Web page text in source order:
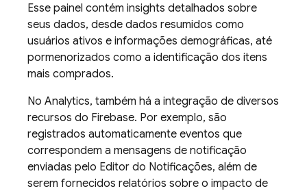
Esse painel contém insights detalhados sobre
seus dados, desde dados resumidos como
usuários ativos e informações demográficas, até
pormenorizados como a identificação dos itens
mais comprados.
No Analytics, também há a integração de diversos
recursos do Firebase. Por exemplo, são
registrados automaticamente eventos que
correspondem a mensagens de notificação
enviadas pelo Editor do Notificações, além de
serem fornecidos relatórios sobre o impacto de